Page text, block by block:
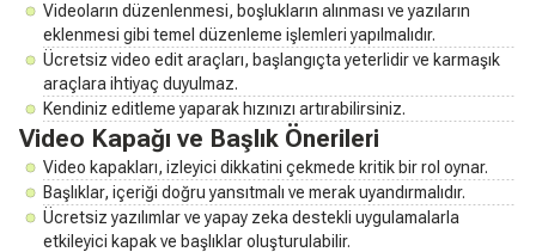
Videoların düzenlenmesi, boşlukların alınması ve yazıların
eklenmesi gibi temel düzenleme işlemleri yapılmalıdır.
Ücretsiz video edit araçları, başlangıçta yeterlidir ve karmaşık
araçlara ihtiyaç duyulmaz.
Kendiniz editleme yaparak hızınızı artırabilirsiniz.
Video Kapağı ve Başlık Önerileri
Video kapakları, izleyici dikkatini çekmede kritik bir rol oynar.
Başlıklar, içeriği doğru yansıtmalı ve merak uyandırmalıdır.
Ücretsiz yazılımlar ve yapay zeka destekli uygulamalarla
etkileyici kapak ve başlıklar oluşturulabilir.